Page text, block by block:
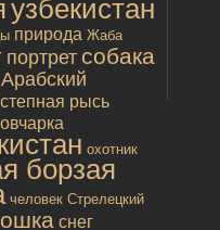
узбекистан
природа Жаба
портрет собака
Арабский
степная рысь
охотник
борзая
человек Стрелецкий
снег